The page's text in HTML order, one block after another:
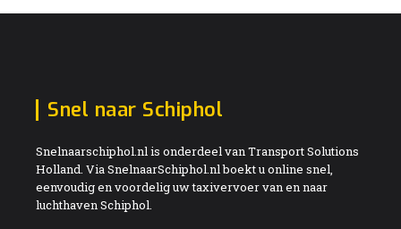
Snel naar Schiphol
Snelnaarschiphol.nl is onderdeel van Transport Solutions
Holland. Via SnelnaarSchiphol.nl boekt u online snel,
eenvoudig en voordelig uw taxivervoer van en naar
luchthaven Schiphol.